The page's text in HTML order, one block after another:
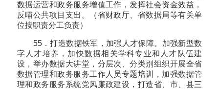
数据运营和政务服务增值工作，发挥社会资金效益，
反哺公共项目支出。（省财政厅、省数据局等有关单
位按职责分工负责）
55．打造数据铁军，加强人才保障。加强新型数
字人才培养，加快数据相关学科专业和人才队伍建
设，举办数据大讲堂，分层次、分类别组织开展全省
数据管理和政务服务工作人员专题培训，加强数据管
理和政务服务系统党风廉政建设，打造省、市、县三